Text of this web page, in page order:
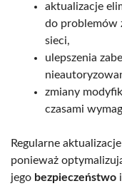
aktualizacje
do problemów
sieci,
ulepszenia
zmiany
czasami
Regularne
ponieważ
jego bezpieczeństwo i